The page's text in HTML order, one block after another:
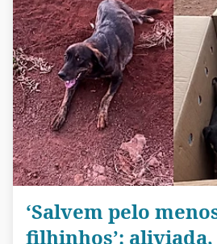
‘Salvem pelo
filhinhos’: aliviada,